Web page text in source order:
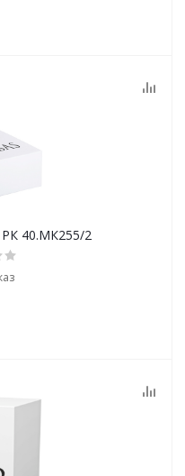
РК 40.МК255/2